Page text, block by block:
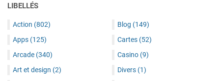
LIBELLÉS
Action (802)
Apps (125)
Arcade (340)
Art et design (2)
Blog (149)
Cartes (52)
Casino (9)
Divers (1)